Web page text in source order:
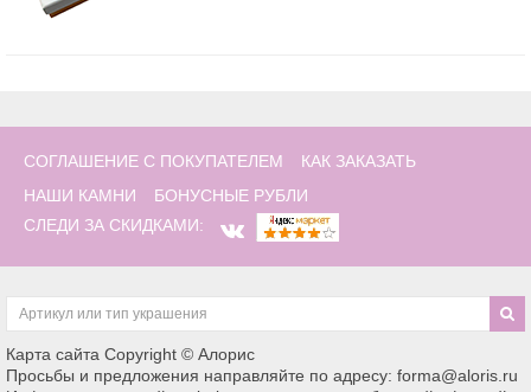
СОГЛАШЕНИЕ С ПОКУПАТЕЛЕМ
КАК ЗАКАЗАТЬ
НАШИ КАМНИ
БОНУСНЫЕ РУБЛИ
СЛЕДИ ЗА СКИДКАМИ:
Карта сайта Copyright © Алорис
Просьбы и предложения направляйте по адресу: forma@aloris.ru